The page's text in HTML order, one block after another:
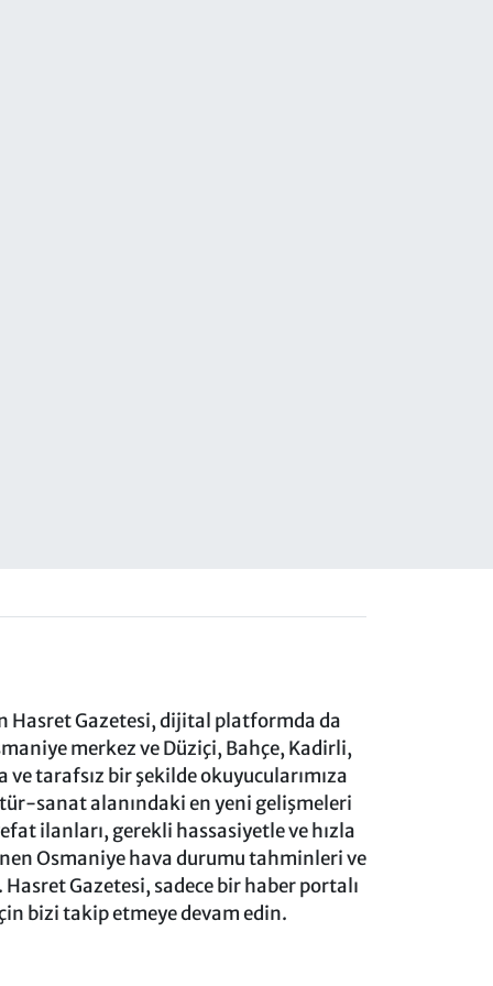
Hasret Gazetesi, dijital platformda da
merkez ve Düziçi, Bahçe, Kadirli,
tarafsız bir şekilde okuyucularımıza
sanat alanındaki en yeni gelişmeleri
ilanları, gerekli hassasiyetle ve hızla
Osmaniye hava durumu tahminleri ve
Gazetesi, sadece bir haber portalı
bizi takip etmeye devam edin.